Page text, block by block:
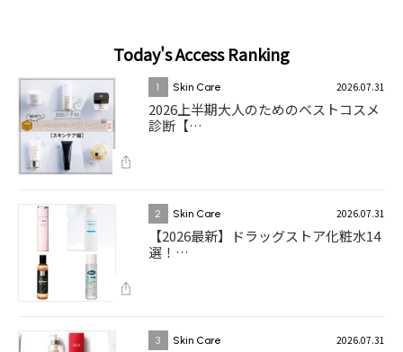
Today's Access Ranking
1 Skin Care 2026.07.31
2026上半期大人のためのベストコスメ
診断【…
2 Skin Care 2026.07.31
【2026最新】ドラッグストア化粧水14
選！…
3 Skin Care 2026.07.31